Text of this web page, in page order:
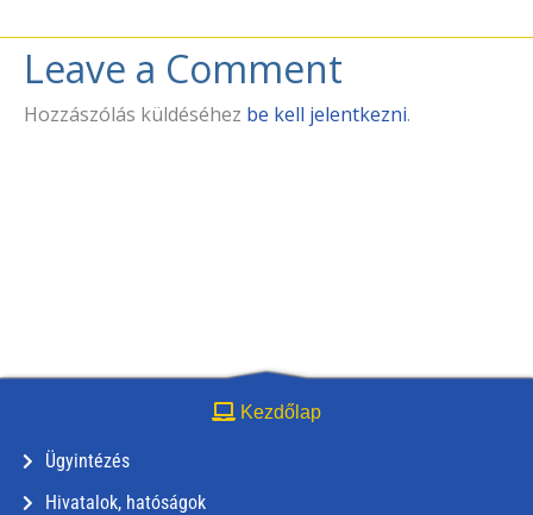
Leave a Comment
Hozzászólás küldéséhez be kell jelentkezni.
Kezdőlap
Ügyintézés
Hivatalok, hatóságok